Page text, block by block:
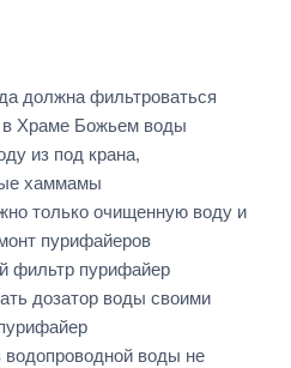
должна фильтроваться
Храме Божьем воды
из под крана,
хаммамы
только очищенную воду и
пурифайеров
фильтр пурифайер
дозатор воды своими
водопроводной воды не